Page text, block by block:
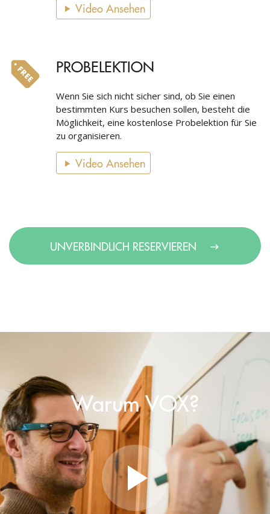
Video Ansehen
PROBELEKTION
Wenn Sie sich nicht sicher sind, ob Sie einen
bestimmten Kurs besuchen sollen, besteht die
Möglichkeit, eine kostenlose Probelektion für Sie
zu organisieren.
Video Ansehen
UNVERBINDLICH RESERVIEREN
Warum VOX?